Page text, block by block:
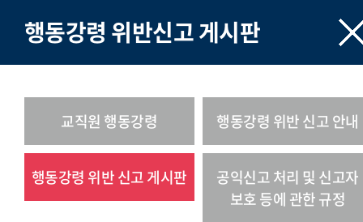
행동강령 위반신고 게시판
교직원 행동강령 행동강령 위반 신고 안내
행동강령 위반 신고 게시판
공익신고 처리 및 신고자
보호 등에 관한 규정